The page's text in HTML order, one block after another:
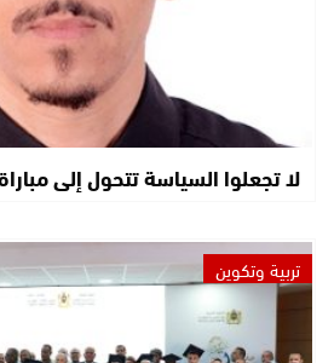
لا تجعلوا السياسة تتحول إلى
تربية وتكوين